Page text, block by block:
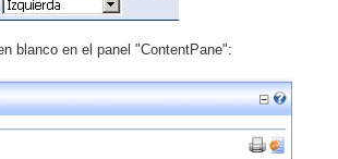
blanco en el panel "ContentPane":